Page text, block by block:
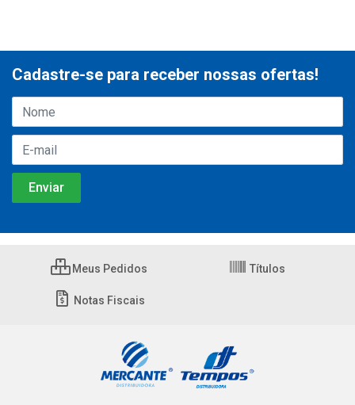
Cadastre-se para receber nossas ofertas!
Meus Pedidos Títulos
Notas Fiscais